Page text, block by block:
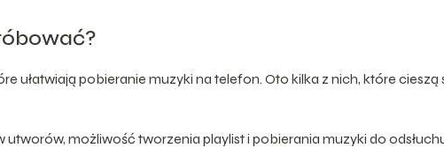
ułatwiają pobieranie muzyki na telefon. Oto kilka z nich, które cieszą
utworów, możliwość tworzenia playlist i pobierania muzyki do